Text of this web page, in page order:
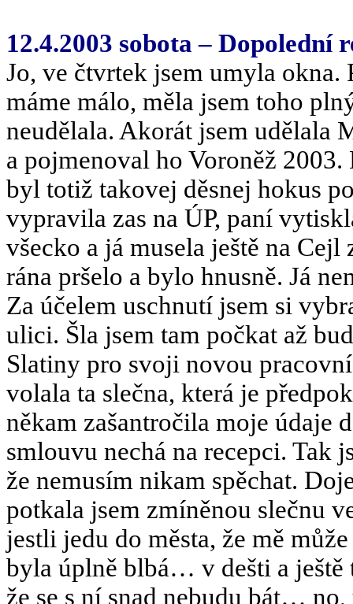
12.4.2003 sobota – Dopolední
Jo, ve čtvrtek jsem umyla
máme málo, měla jsem toho
neudělala. Akorát jsem
a pojmenoval ho Voroněž 2003.
byl totiž takovej děsnej hokus
vypravila zas na ÚP, paní
všecko a já musela ještě na
rána pršelo a bylo hnusně. Já
Za účelem uschnutí jsem si
ulici. Šla jsem tam počkat až
Slatiny pro svoji novou
volala ta slečna, která je
někam zašantročila moje údaje
smlouvu nechá na recepci. Tak
že nemusím nikam spěchat.
potkala jsem zmíněnou slečnu
jestli jedu do města, že mě
byla úplně blbá… v dešti a
že se s ní snad nebudu bát…